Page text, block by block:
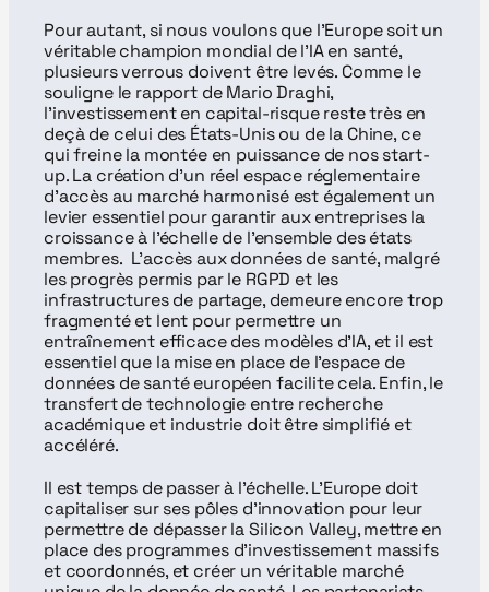
Pour autant, si nous voulons que l’Europe soit un
véritable champion mondial de l’IA en santé,
plusieurs verrous doivent être levés. Comme le
souligne le rapport de Mario Draghi,
l’investissement en capital-risque reste très en
deçà de celui des États-Unis ou de la Chine, ce
qui freine la montée en puissance de nos start-
up. La création d’un réel espace réglementaire
d’accès au marché harmonisé est également un
levier essentiel pour garantir aux entreprises la
croissance à l’échelle de l’ensemble des états
membres.  L’accès aux données de santé, malgré
les progrès permis par le RGPD et les
infrastructures de partage, demeure encore trop
fragmenté et lent pour permettre un
entraînement efficace des modèles d’IA, et il est
essentiel que la mise en place de l’espace de
données de santé européen facilite cela. Enfin, le
transfert de technologie entre recherche
académique et industrie doit être simplifié et
accéléré.
Il est temps de passer à l’échelle. L’Europe doit
capitaliser sur ses pôles d’innovation pour leur
permettre de dépasser la Silicon Valley, mettre en
place des programmes d’investissement massifs
et coordonnés, et créer un véritable marché